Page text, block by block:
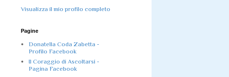
Visualizza il mio profilo completo
Pagine
Donatella Coda Zabetta -
Profilo Facebook
Il Coraggio di Ascoltarsi -
Pagina Facebook